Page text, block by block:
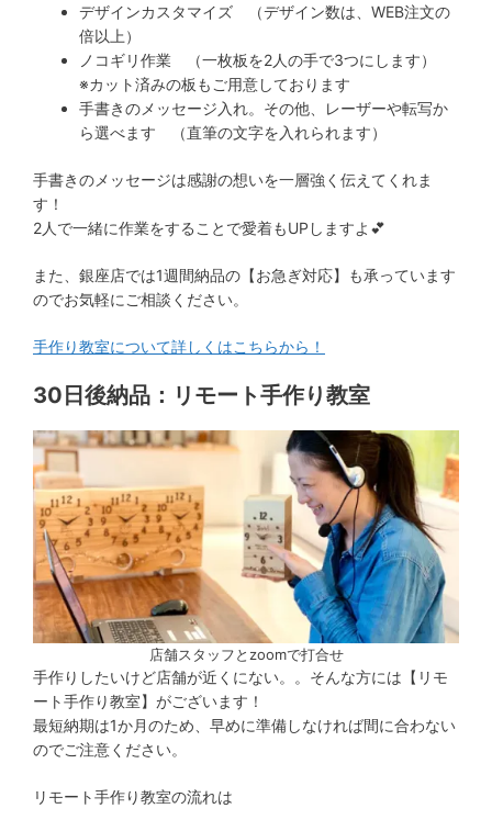
デザインカスタマイズ （デザイン数は、WEB注文の
倍以上）
ノコギリ作業 （一枚板を2人の手で3つにします）
※カット済みの板もご用意しております
手書きのメッセージ入れ。その他、レーザーや転写か
ら選べます （直筆の文字を入れられます）
手書きのメッセージは感謝の想いを一層強く伝えてくれま
す！
2人で一緒に作業をすることで愛着もUPしますよ💕
また、銀座店では1週間納品の【お急ぎ対応】も承っています
のでお気軽にご相談ください。
手作り教室について詳しくはこちらから！
30日後納品：リモート手作り教室
店舗スタッフとzoomで打合せ
手作りしたいけど店舗が近くにない。。そんな方には【リモ
ート手作り教室】がございます！
最短納期は1か月のため、早めに準備しなければ間に合わない
のでご注意ください。
リモート手作り教室の流れは